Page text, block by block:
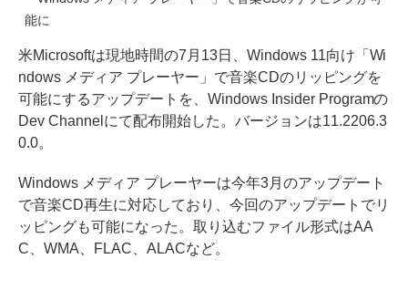
能に
米Microsoftは現地時間の7月13日、Windows 11向け「Wi
ndows メディア プレーヤー」で音楽CDのリッピングを
可能にするアップデートを、Windows Insider Programの
Dev Channelにて配布開始した。バージョンは11.2206.3
0.0。
Windows メディア プレーヤーは今年3月のアップデート
で音楽CD再生に対応しており、今回のアップデートでリ
ッピングも可能になった。取り込むファイル形式はAA
C、WMA、FLAC、ALACなど。